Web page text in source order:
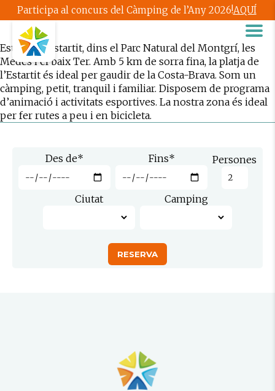
Participa al concurs del Càmping de l’Any 2026!AQUÍ
Estem a L’Estartit, dins el Parc Natural del Montgrí, les
Medes i el baix Ter. Amb 5 km de sorra fina, la platja de
l’Estartit és ideal per gaudir de la Costa-Brava. Som un
càmping, petit, tranquil i familiar. Disposem de programa
d’animació i activitats esportives. La nostra zona és ideal
per fer rutes a peu i en bicicleta.
Des de* Fins* Persones
Ciutat Camping